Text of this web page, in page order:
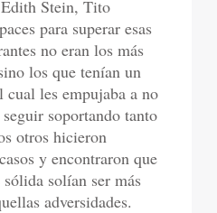
Stein, Tito
para superar esas
no eran los más
los que tenían un
cual les empujaba a no
soportando tanto
otros hicieron
y encontraron que
solían ser más
adversidades.